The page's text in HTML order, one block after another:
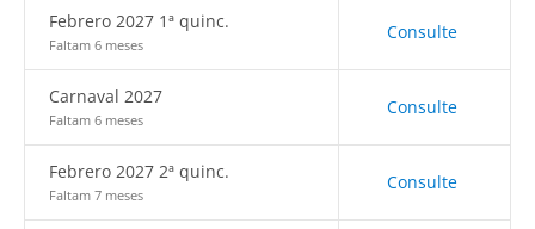
Febrero 2027 1ª quinc.
Faltam 6 meses
Consulte
Carnaval 2027
Faltam 6 meses
Consulte
Febrero 2027 2ª quinc.
Faltam 7 meses
Consulte